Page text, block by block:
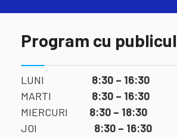
Program cu publicul
LUNI 8:30 – 16:30
MARTI 8:30 – 16:30
MIERCURI 8:30 – 18:30
JOI 8:30 – 16:30